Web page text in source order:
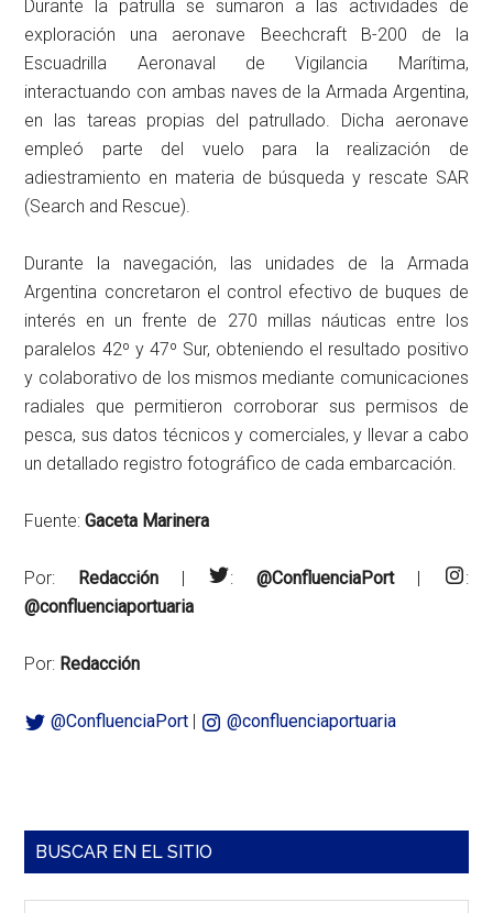
Durante la patrulla se sumaron a las actividades de
exploración una aeronave Beechcraft B-200 de la
Escuadrilla Aeronaval de Vigilancia Marítima,
interactuando con ambas naves de la Armada Argentina,
en las tareas propias del patrullado. Dicha aeronave
empleó parte del vuelo para la realización de
adiestramiento en materia de búsqueda y rescate SAR
(Search and Rescue).
Durante la navegación, las unidades de la Armada
Argentina concretaron el control efectivo de buques de
interés en un frente de 270 millas náuticas entre los
paralelos 42º y 47º Sur, obteniendo el resultado positivo
y colaborativo de los mismos mediante comunicaciones
radiales que permitieron corroborar sus permisos de
pesca, sus datos técnicos y comerciales, y llevar a cabo
un detallado registro fotográfico de cada embarcación.
Fuente: Gaceta Marinera
Por: Redacción | : @ConfluenciaPort|
:
@confluenciaportuaria
Por: Redacción
@ConfluenciaPort | @confluenciaportuaria
Barra
BUSCAR EN EL SITIO